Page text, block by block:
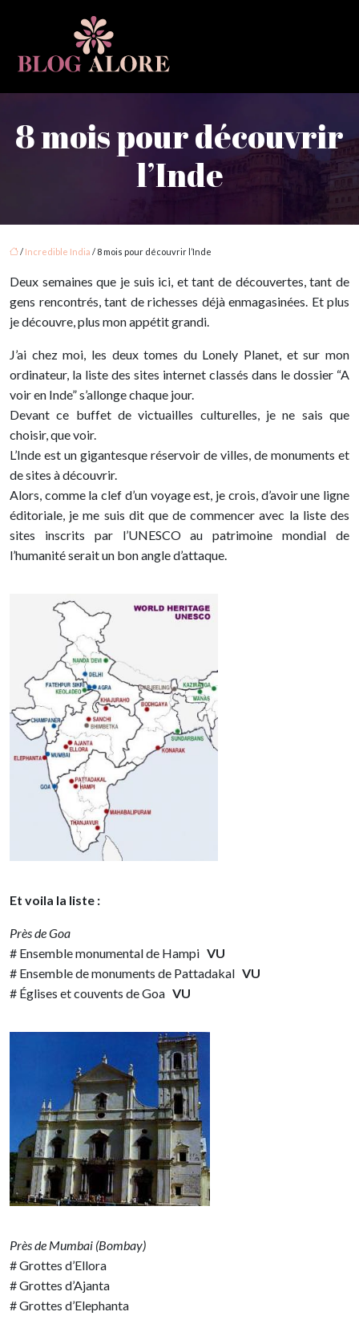
8 mois pour découvrir
l’Inde
/ Incredible India / 8 mois pour découvrir l’Inde
Deux semaines que je suis ici, et tant de découvertes, tant de
gens rencontrés, tant de richesses déjà enmagasinées. Et plus
je découvre, plus mon appétit grandi.
J’ai chez moi, les deux tomes du Lonely Planet, et sur mon
ordinateur, la liste des sites internet classés dans le dossier “A
voir en Inde” s’allonge chaque jour.
Devant ce buffet de victuailles culturelles, je ne sais que
choisir, que voir.
L’Inde est un gigantesque réservoir de villes, de monuments et
de sites à découvrir.
Alors, comme la clef d’un voyage est, je crois, d’avoir une ligne
éditoriale, je me suis dit que de commencer avec la liste des
sites inscrits par l’UNESCO au patrimoine mondial de
l’humanité serait un bon angle d’attaque.
Et voila la liste :
Près de Goa
# Ensemble monumental de Hampi VU
# Ensemble de monuments de Pattadakal VU
# Églises et couvents de Goa VU
Près de Mumbai (Bombay)
# Grottes d’Ellora
# Grottes d’Ajanta
# Grottes d’Elephanta